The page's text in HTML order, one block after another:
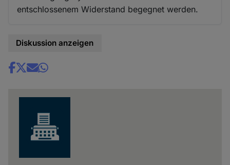
entschlossenem Widerstand begegnet werden.
Diskussion anzeigen
Share